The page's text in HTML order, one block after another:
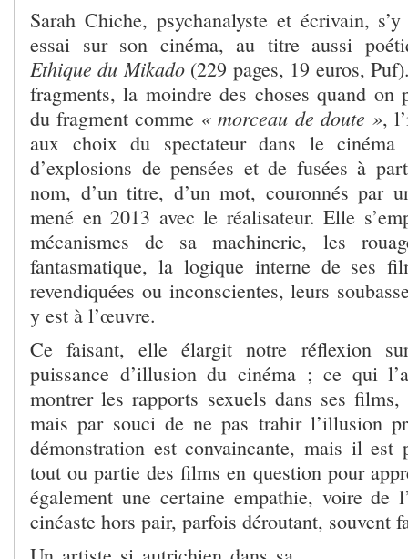
Sarah Chiche, psychanalyste et écrivain,
essai sur son cinéma, au titre aussi
Ethique du Mikado(229 pages, 19 euros,
fragments, la moindre des choses quand on
du fragment comme « morceau de doute »,
aux choix du spectateur dans le cinéma
d’explosions de pensées et de fusées à
nom, d’un titre, d’un mot, couronnés par
mené en 2013 avec le réalisateur. Elle
mécanismes de sa machinerie, les
fantasmatique, la logique interne de ses
revendiquées ou inconscientes, leurs
y est à l’œuvre.
Ce faisant, elle élargit notre réflexion
puissance d’illusion du cinéma ; ce qui
montrer les rapports sexuels dans ses
mais par souci de ne pas trahir l’illusion
démonstration est convaincante, mais il est
tout ou partie des films en question pour
également une certaine empathie, voire de
cinéaste hors pair, parfois déroutant, souvent